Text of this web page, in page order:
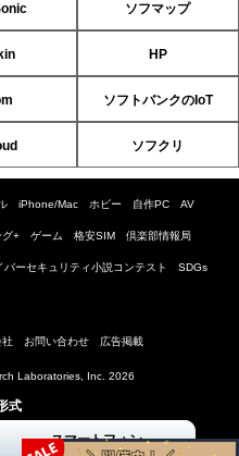
ソフマップ
HP
ソフトバンクのIoT
ソフクリ
iPhone/Mac ホビー 自作PC AV
グ+ ゲーム 格安SIM 倶楽部情報局
バーセキュリティ小説コンテスト SDGs
社 お問い合わせ 広告掲載
Laboratories, Inc. 2026
式
スマートフォン